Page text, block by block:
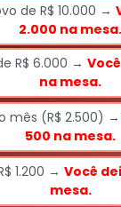
de R$ 10.000 →
2.000 na mesa.
R$ 6.000 →
na mesa.
mês (R$ 2.500) →
500 na mesa.
1.200 → Você
mesa.